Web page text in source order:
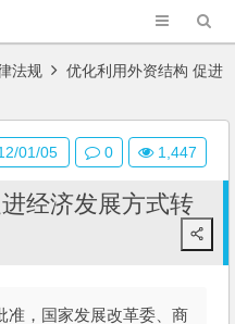
法规 优化利用外资结构 促进
经济发展方式转
，国家发展改革委、商
01/05 0 1,447